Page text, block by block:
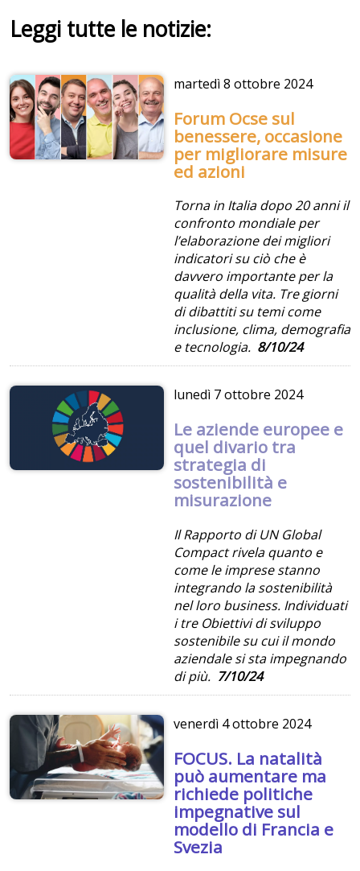
Leggi tutte le notizie:
martedì8 ottobre 2024
Forum Ocse sul
benessere, occasione
per migliorare misure
ed azioni
Torna in Italia dopo 20 anni il
confronto mondiale per
l’elaborazione dei migliori
indicatori su ciò che è
davvero importante per la
qualità della vita. Tre giorni
di dibattiti su temi come
inclusione, clima, demografia
e tecnologia. 8/10/24
lunedì 7 ottobre 2024
Le aziende europee e
quel divario tra
strategia di
sostenibilità e
misurazione
Il Rapporto di UN Global
Compact rivela quanto e
come le imprese stanno
integrando la sostenibilità
nel loro business. Individuati
i tre Obiettivi di sviluppo
sostenibile su cui il mondo
aziendale si sta impegnando
di più. 7/10/24
venerdì 4 ottobre 2024
FOCUS. La natalità
può aumentare ma
richiede politiche
impegnative sul
modello di Francia e
Svezia